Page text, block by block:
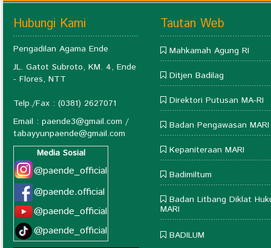
Hubungi Kami
Pengadilan Agama Ende
JL. Gatot Subroto, KM. 4, Ende
- Flores, NTT
Telp./Fax : (0381) 2627071
Email : paende3@gmail.com /
tabayyunpaende@gmail.com
Media Sosial
@paende_official
@paende.official
@paende_official
@paende_official
Tautan Web
Mahkamah Agung RI
Ditjen Badilag
Direktori Putusan MA-RI
Badan Pengawasan MARI
Kepaniteraan MARI
Badimiltum
Badan Litbang Diklat
MARI
BADILUM